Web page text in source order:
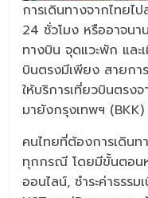
การเดินทางจากไทยไ
24 ชั่วโมง หรืออาจน
ทางบิน จุดแวะพัก แล
บินตรงมีเพียง สายก
ให้บริการเที่ยวบินตรง
มายังกรุงเทพฯ
คนไทยที่ต้องการเดินท
ทุกกรณี โดยมีขั้นตอน
ออนไลน์, ชำระค่าธรร